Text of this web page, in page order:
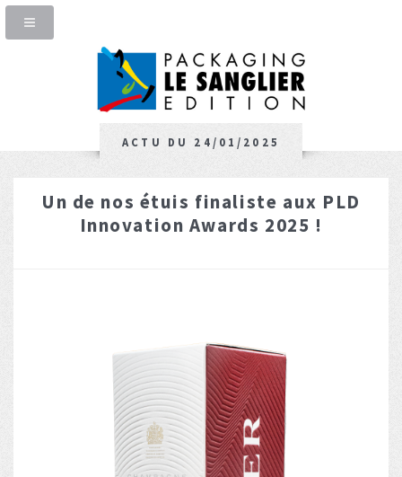
ACTU DU 24/01/2025
Un de nos étuis finaliste aux PLD
Innovation Awards 2025 !